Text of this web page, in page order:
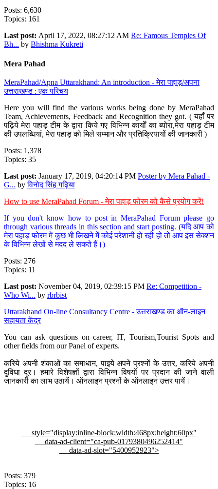
Posts: 6,630
Topics: 161
Last post: April 17, 2022, 08:27:12 AM Re: Famous Temples Of
Bh... by Bhishma Kukreti
Mera Pahad
MeraPahad/Apna Uttarakhand: An introduction - मेरा पहाड़/अपना
उत्तराखण्ड : एक परिचय
Here you will find the various works being done by MeraPahad
Team, Achievements, Feedback and Recognition they got. ( यहाँ पर
पढ़िये मेरा पहाड़ टीम के द्वारा किये गए विभिन्न कार्यों का ब्योरा,मेरा पहाड़ टीम
की उपलब्धियां, मेरा पहाड़ को मिले सम्मान और प्रतिक्रियायों की जानकारी )
Posts: 1,378
Topics: 35
Last post: January 17, 2019, 04:20:14 PM Poster by Mera Pahad -
G... byविनोद सिंह गढ़िया
How to use MeraPahad Forum - मेरा पहाड़ फोरम को कैसे प्रयोग करें!
If you don't know how to post in MeraPahad Forum please go
through various threads in this section and start posting. (यदि आप को
मेरा पहाड़ फोरम में कुछ भी लिखने में कोई परेशानी हो रही हो तो आप इस सेक्शन
के विभिन्न लेखों से मदद ले सकते हैं।)
Posts: 276
Topics: 11
Last post: November 04, 2019, 02:39:15 PM Re: Competition -
Who Wi... by rbrbist
Uttarakhand On-line Consultancy Centre - उत्तराखण्ड का ऑन-लाइन
सहायता केंद्र
You can ask questions on career, IT, Tourism,Tourist Spots and
other fields from our Panel of experts.
करिये अपनी शंकाओं का समाधान, पाइये अपने प्रश्नों के उत्तर, करिये अपनी
दुविधा दूर। हमारे विशेषज्ञों द्वारा विभिन्न विषयों पर प्रदान की जाने वाली
जानकारी का लाभ उठायें। ऑनलाइन प्रश्नों के ऑनलाइन उत्तर पायें।
style="display:inline-block;width:468px;height:60px"
data-ad-client="ca-pub-0179380496252414"
data-ad-slot="5400952923">
Posts: 379
Topics: 16